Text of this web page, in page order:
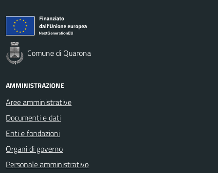
Comune di Quarona
AMMINISTRAZIONE
Aree amministrative
Documenti e dati
Enti e fondazioni
Organi di governo
Personale amministrativo